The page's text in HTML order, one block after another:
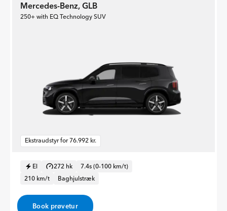
Mercedes-Benz, GLB
250+ with EQ Technology SUV
Ekstraudstyr for 76.992 kr.
El 272 hk
7.4s (0-100 km/t)
210 km/t
Baghjulstræk
Book prøvetur